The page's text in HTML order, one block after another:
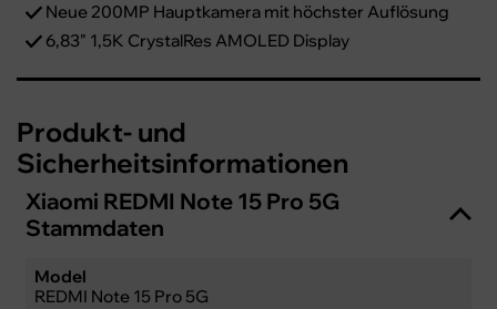
Neue 200MP Hauptkamera mit höchster Auflösung
6,83" 1,5K CrystalRes AMOLED Display
Produkt- und
Sicherheitsinformationen
Xiaomi REDMI Note 15 Pro 5G
Stammdaten
Model
REDMI Note 15 Pro 5G